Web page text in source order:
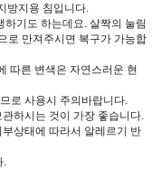
방지용 침입니다.
기도 하는데요. 살짝의 눌림
로 만져주시면 복구가 가능합
따른 변색은 자연스러운 현
로 사용시 주의바랍니다.
하시는 것이 가장 좋습니다.
상태에 따라서 알레르기 반